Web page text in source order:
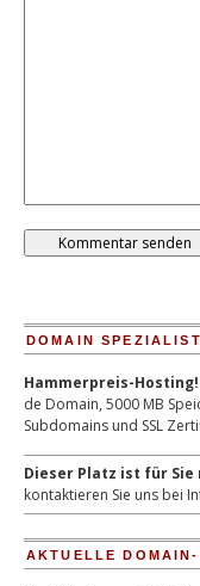
DOMAIN
Hammerpreis-Hosting!
de Domain, 5000 MB
Subdomains und SSL
Dieser Platz ist für
kontaktieren Sie uns bei
AKTUELLE